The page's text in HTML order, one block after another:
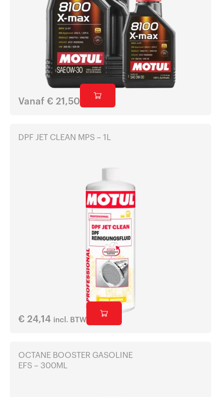
Vanaf € 21,50
DPF JET CLEAN MPS – 1L
€ 24,14 incl. BTW
OCTANE BOOSTER GASOLINE
EFS – 300ML